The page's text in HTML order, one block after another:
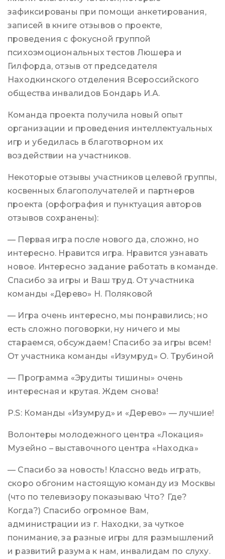
зафиксированы при помощи анкетирования,
записей в книге отзывов о проекте,
проведения с фокусной группой
психоэмоциональных тестов Люшера и
Гилфорда, отзыв от председателя
Находкинского отделения Всероссийского
общества инвалидов Бондарь И.А.
Команда проекта получила новый опыт
организации и проведения интеллектуальных
игр и убедилась в благотворном их
воздействии на участников.
Некоторые отзывы участников целевой группы,
косвенных благополучателей и партнеров
проекта (орфография и пунктуация авторов
отзывов сохранены):
— Первая игра после нового да, сложно, но
интересно. Нравится игра. Нравится узнавать
новое. Интересно задание работать в команде.
Спасибо за игры и Ваш труд. От участника
команды «Дерево» Н. Поляковой
— Игра очень интересно, мы понравились; но
есть сложно поговорки, ну ничего и мы
стараемся, обсуждаем! Спасибо за игры всем!
От участника команды «Изумруд» О. Трубиной
— Программа «Эрудиты тишины» очень
интересная и крутая. Ждем снова!
P.S: Команды «Изумруд» и «Дерево» — лучшие!
Волонтеры молодежного центра «Локация»
Музейно – выставочного центра «Находка»
— Спасибо за новость! Классно ведь играть,
скоро обгоним настоящую команду из Москвы
(что по телевизору показываю Что? Где?
Когда?) Спасибо огромное Вам,
администрации из г. Находки, за чуткое
понимание, за разные игры для размышлений
и развитий разума к нам, инвалидам по слуху.